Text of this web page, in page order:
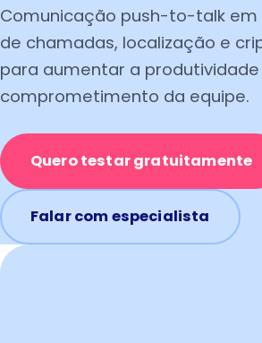
Comunicação push-to-talk
de chamadas, localização e
para aumentar a produtividade
comprometimento da equipe.
Quero testar gratuitamente
Falar com especialista